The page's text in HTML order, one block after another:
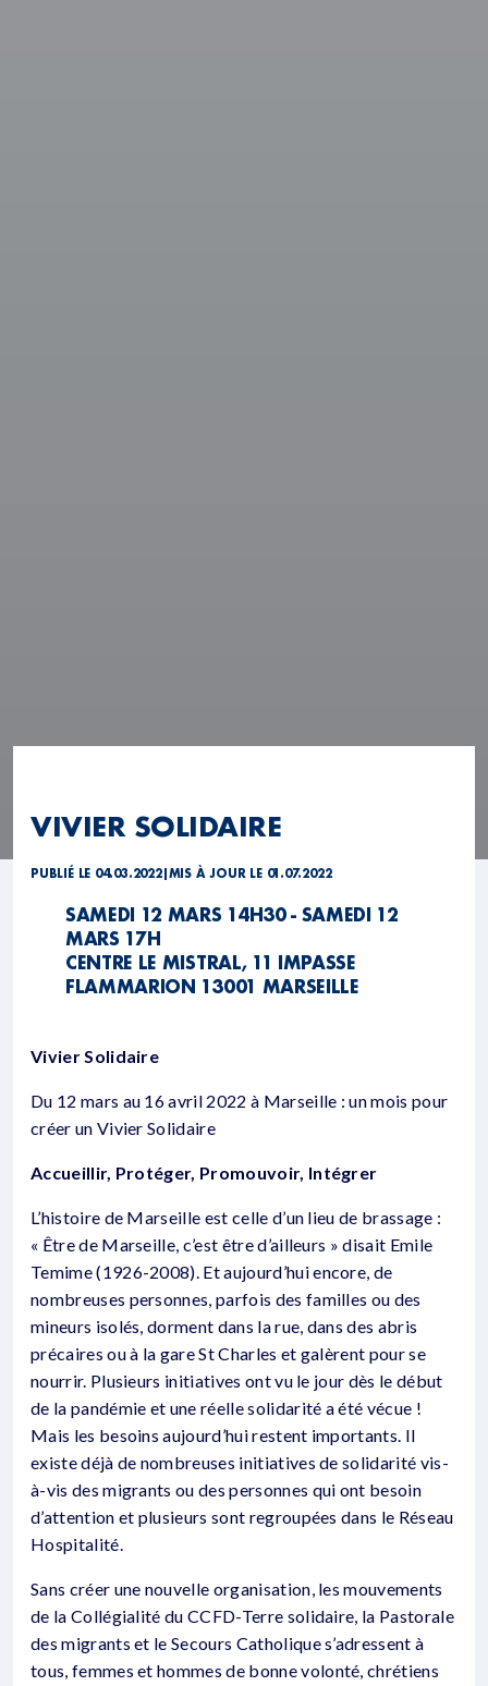
VIVIER SOLIDAIRE
PUBLIÉ LE 04.03.2022| MIS À JOUR LE 01.07.2022
SAMEDI 12 MARS 14H30 - SAMEDI 12
MARS 17H
CENTRE LE MISTRAL, 11 IMPASSE
FLAMMARION 13001 MARSEILLE
Vivier Solidaire
Du 12 mars au 16 avril 2022 à Marseille : un mois pour
créer un Vivier Solidaire
Accueillir, Protéger, Promouvoir, Intégrer
L’histoire de Marseille est celle d’un lieu de brassage :
« Être de Marseille, c’est être d’ailleurs » disait Emile
Temime (1926-2008). Et aujourd’hui encore, de
nombreuses personnes, parfois des familles ou des
mineurs isolés, dorment dans la rue, dans des abris
précaires ou à la gare St Charles et galèrent pour se
nourrir. Plusieurs initiatives ont vu le jour dès le début
de la pandémie et une réelle solidarité a été vécue !
Mais les besoins aujourd’hui restent importants. Il
existe déjà de nombreuses initiatives de solidarité vis-
à-vis des migrants ou des personnes qui ont besoin
d’attention et plusieurs sont regroupées dans le Réseau
Hospitalité.
Sans créer une nouvelle organisation, les mouvements
de la Collégialité du CCFD-Terre solidaire, la Pastorale
des migrants et le Secours Catholique s’adressent à
tous, femmes et hommes de bonne volonté, chrétiens